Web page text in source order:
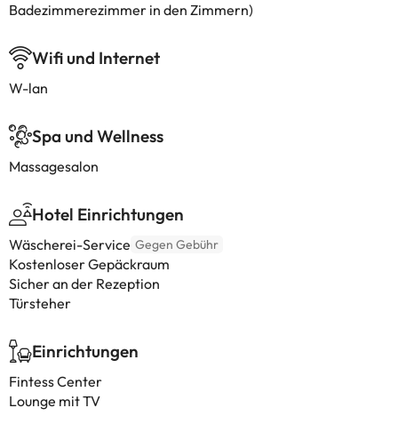
Badezimmerezimmer in den Zimmern)
Wifi und Internet
W-lan
Spa und Wellness
Massagesalon
Hotel Einrichtungen
Wäscherei-Service Gegen Gebühr
Kostenloser Gepäckraum
Sicher an der Rezeption
Türsteher
Einrichtungen
Fintess Center
Lounge mit TV